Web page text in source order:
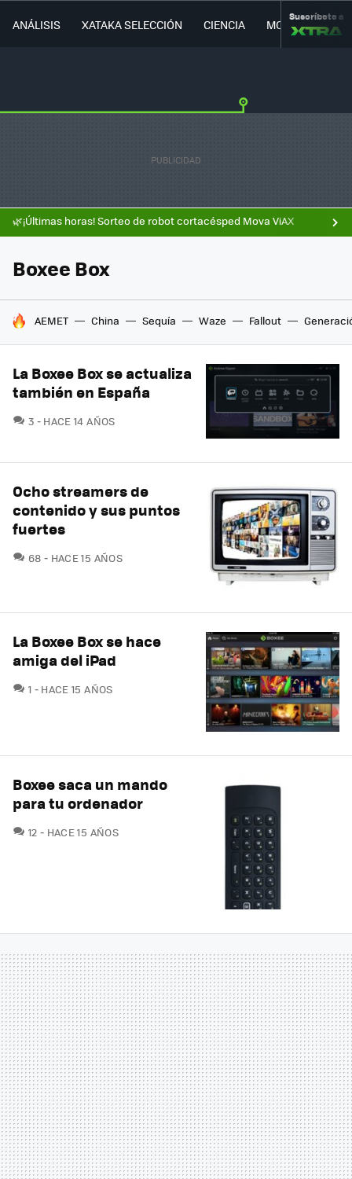
ANÁLISIS XATAKA SELECCIÓN CIENCIA MOVILIDAD
Suscríbete a
🌿¡Últimas horas! Sorteo de robot cortacésped Mova ViAX
Boxee Box
HOY SE HABLA DE
AEMET China Sequía Waze Fallout
La Boxee Box se actualiza
también en España
3 COMENTARIOS
HACE 14 AÑOS
Ocho streamers de
contenido y sus puntos
fuertes
68 COMENTARIOS
HACE 15 AÑOS
La Boxee Box se hace
amiga del iPad
1 COMENTARIOS
HACE 15 AÑOS
Boxee saca un mando
para tu ordenador
12 COMENTARIOS
HACE 15 AÑOS